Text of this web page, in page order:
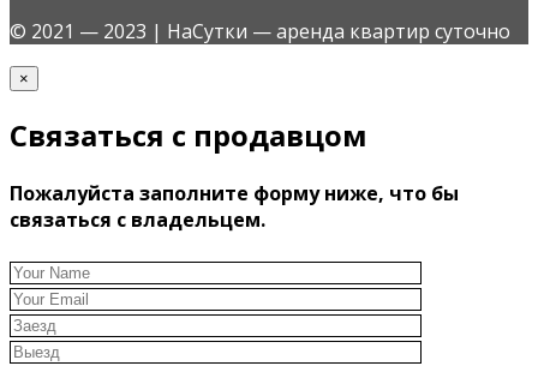
© 2021 — 2023 | НаСутки — аренда квартир суточно
×
Связаться с продавцом
Пожалуйста заполните форму ниже, что бы
связаться с владельцем.